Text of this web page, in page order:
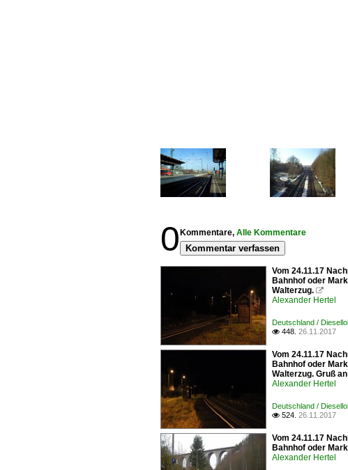
0 Kommentare, Alle Kommentare
Kommentar verfassen
Vom 24.11.17
Bahnhof oder
Walterzug. 
Alexander Hertel
Deutschland /
 448. 26.11.2017
Vom 24.11.17
Bahnhof oder
Walterzug. Gruß
Alexander Hertel
Deutschland /
 524. 26.11.2017
Vom 24.11.17
Bahnhof oder
Alexander Hertel